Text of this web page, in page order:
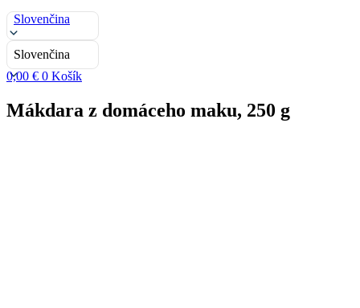
Slovenčina
Slovenčina
0,00 € 0 Košík
Mákdara z domáceho maku, 250 g